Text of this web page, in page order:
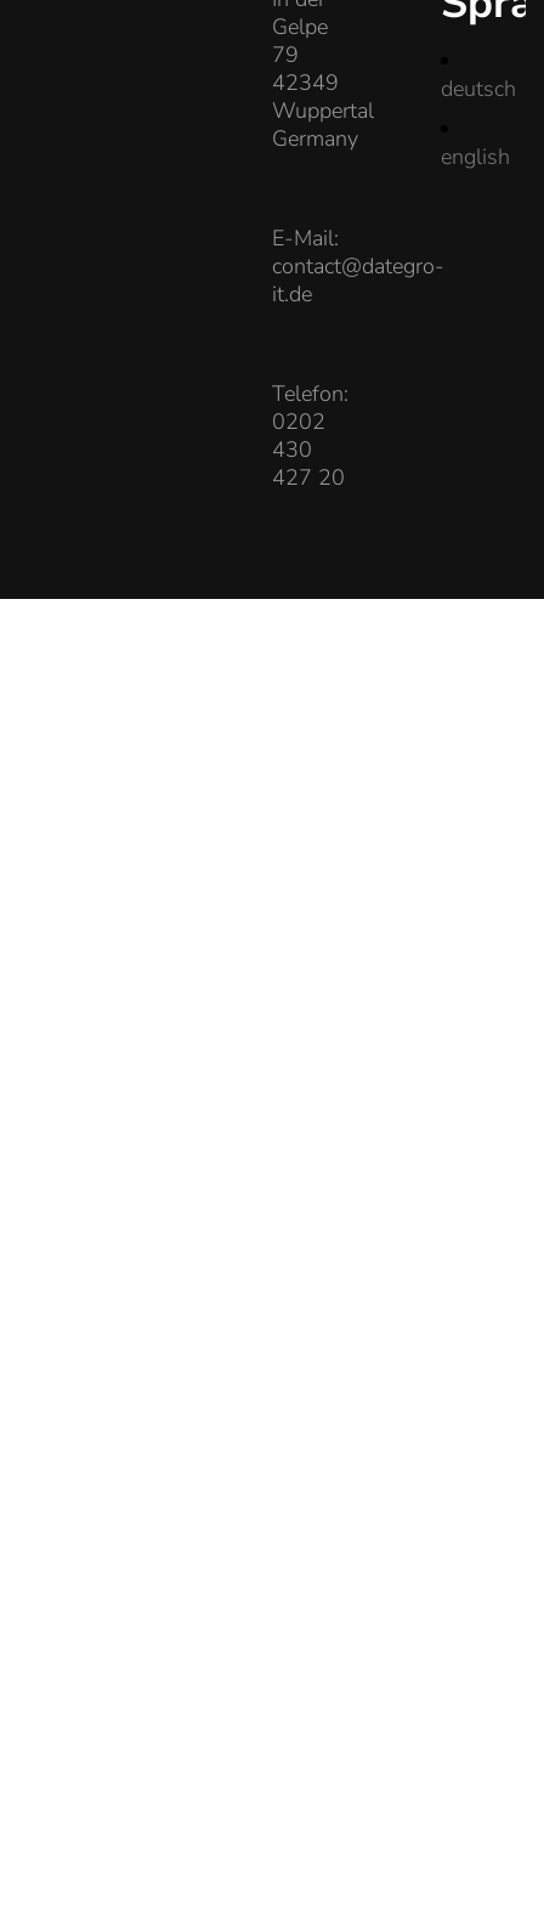
Gelpe
79
42349
Wuppertal
Germany
E-Mail:
contact@dategro-
it.de
Telefon:
0202
430
427 20
deutsch
english